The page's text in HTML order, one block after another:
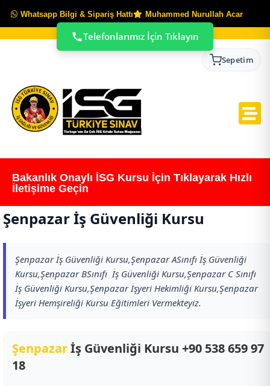
Whatsapp Bilgi & Sipariş Hattı Muhammed Nurullah Acar
Sepetim
Bakanlık Onaylı İSG Kursu İçin Tıklayarak Hızlı
İletişime Geçin
Şenpazar İş Güvenliği Kursu
Şenpazar İş Güvenliği Kursu,Şenpazar ASınıfı İş Güvenliği
Kursu,Şenpazar BSınıfı İş Güvenliği Kursu,Şenpazar C Sınıfı
İş Güvenliği Kursu,Şenpazar İşyeri Hekimliği Kursu,Şenpazar
İşyeri Hemşireliği Kursu Eğitimleri Vermekteyiz.
Şenpazarİş Güvenliği Kursu +90 538 659 97
18
Telefonlarımız İçin Tıklayın